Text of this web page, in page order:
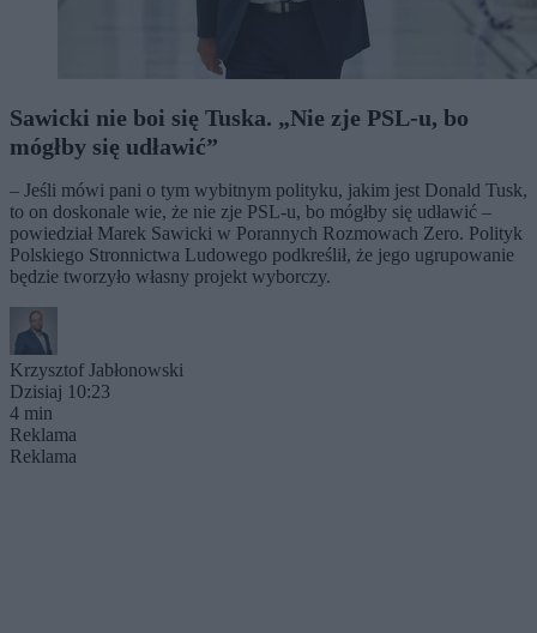
Sawicki nie boi się Tuska. „Nie zje PSL-u, bo
mógłby się udławić”
– Jeśli mówi pani o tym wybitnym polityku, jakim jest Donald Tusk,
to on doskonale wie, że nie zje PSL-u, bo mógłby się udławić –
powiedział Marek Sawicki w Porannych Rozmowach Zero. Polityk
Polskiego Stronnictwa Ludowego podkreślił, że jego ugrupowanie
będzie tworzyło własny projekt wyborczy.
Krzysztof Jabłonowski
Dzisiaj 10:23
4 min
Reklama
Reklama